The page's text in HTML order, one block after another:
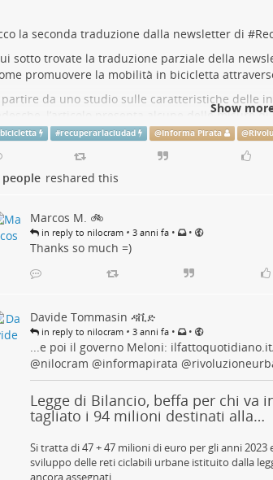
la seconda traduzione dalla newsletter di #
sotto trovate la traduzione parziale della
promuovere la mobilità in bicicletta
partire da uno studio sulle caratteristiche delle
l’articolo presenta alcune delle misure
un uso comodo e sicuro della #bicicletta
completo dell’articolo si può scaricare da qui:
edu/Riprendersi-la…
promuovere la mobilità in
urbana
lo costruisci, allora verranno", dice una voce
compaiono i suoi utenti. Questo
di un bene ne aumenta il consumo).
domanda indotta spiega, tra l'altro, come
una misura inutile per ridurre la congestione,
utilizzata per promuovere la mobilità
2008 John Pucher e Ralph Buehler hanno
University, esaminando le caratteristiche
tedesche.
può funzionare e funziona benissimo.
massiccio della bicicletta
Show
bicicletta #recuperarlaciudad @Informa Pirata @
people reshared this
Marcos M. 🚲
in reply to nilocram • 3 anni fa • •
Thanks so much =)
Davide Tommasin ዳቪድ
in reply to nilocram • 3 anni fa • •
...e poi il governo Meloni:
@nilocram @informapirata @
Legge di Bilancio, beffa per chi va
tagliato i 94 milioni destinati alla…
Si tratta di 47 + 47 milioni di euro per gli anni
sviluppo delle reti ciclabili urbane istituito dalla
ancora assegnati.